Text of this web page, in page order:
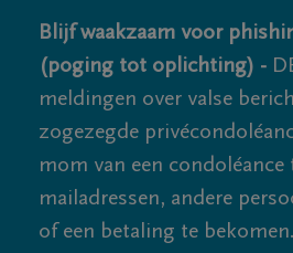
Blijf waakzaam voor
(poging tot oplichting) -
meldingen over valse
zogezegde
mom van een
mailadressen, andere
of een betaling te